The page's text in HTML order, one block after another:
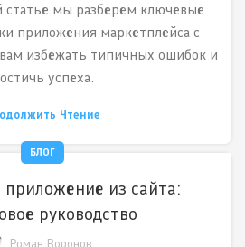
статье мы разберем ключевые
приложения маркетплейса с
избежать типичных ошибок и
успеха.
Чтение
БЛОГ
приложение из сайта:
руководство